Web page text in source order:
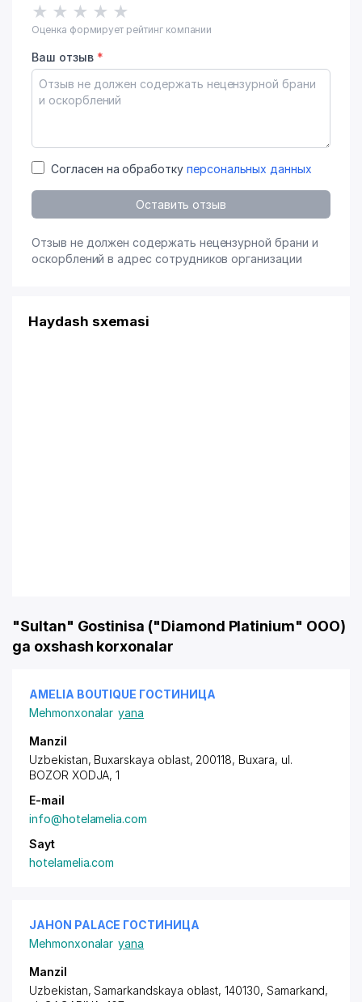
★ ★ ★ ★ ★
Оценка формирует рейтинг компании
Ваш отзыв *
Согласен на обработку персональных данных
Оставить отзыв
Отзыв не должен содержать нецензурной брани и
оскорблений в адрес сотрудников организации
Haydash sxemasi
"Sultan" Gostinisa ("Diamond Platinium" OOO)
ga oxshash korxonalar
AMELIA BOUTIQUE ГОСТИНИЦА
Mehmonxonalar yana
Manzil
Uzbekistan, Buxarskaya oblast, 200118, Buxara, ul.
BOZOR XODJA, 1
E-mail
info@hotelamelia.com
Sayt
hotelamelia.com
JAHON PALACE ГОСТИНИЦА
Mehmonxonalar yana
Manzil
Uzbekistan, Samarkandskaya oblast, 140130, Samarkand,